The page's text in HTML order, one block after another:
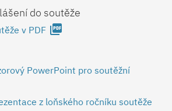
do soutěže
v PDF picture_as_pdf
PowerPoint pro soutěžní
z loňského ročníku soutěže